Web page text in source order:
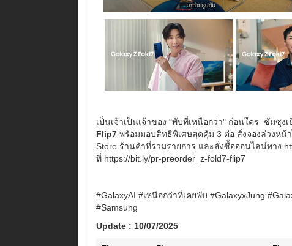
เป็นเจ้าเป็นเจ้าของ "พับที่เหนือกว่า" ก่อนใคร ซัมซุง
Flip7 พร้อมมอบสิทธิพิเศษสุดคุ้ม 3 ต่อ สั่งจองล่วงหน้
Store ร้านค้าที่ร่วมรายการ และสั่งซื้อออนไลน์ทาง
ที่ https://bit.ly/pr-preorder_z-fold7-flip7
#GalaxyAI #เหนือกว่าที่เคยพับ #GalaxyxJung
#Samsung
Update : 10/07/2025